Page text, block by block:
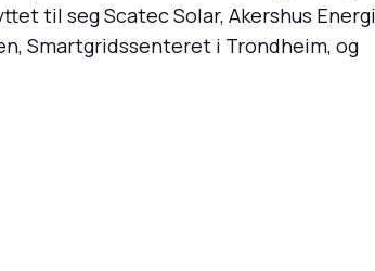
til seg Scatec Solar, Akershus
Smartgridssenteret i Trondheim, og